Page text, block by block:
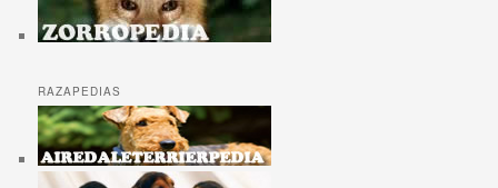
RAZAPEDIAS